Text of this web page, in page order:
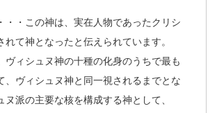
・・この神は、実在人物であったクリシ
れて神となったと伝えられています。
ヴィシュヌ神の十種の化身のうちで最も
、ヴィシュヌ神と同一視されるまでとな
ヌ派の主要な核を構成する神として、